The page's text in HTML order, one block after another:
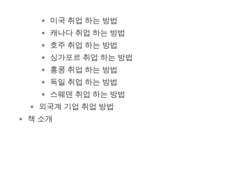
미국 취업 하는 방법
캐나다 취업 하는 방법
호주 취업 하는 방법
싱가포르 취업 하는 방법
홍콩 취업 하는 방법
독일 취업 하는 방법
스웨덴 취업 하는 방법
외국계 기업 취업 방법
책 소개